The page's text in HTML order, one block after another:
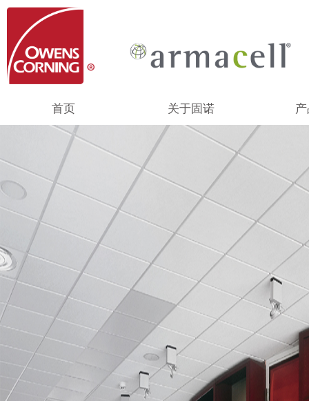
首页 关于固诺